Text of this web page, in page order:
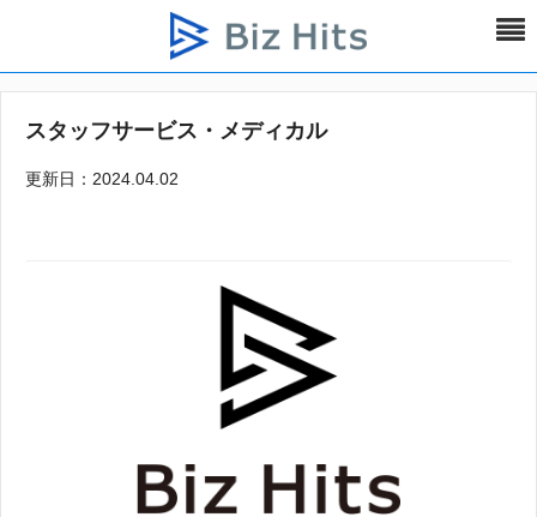
スタッフサービス・メディカル
更新日：2024.04.02